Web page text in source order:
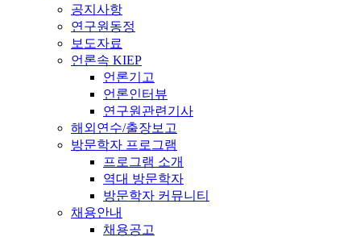
공지사항
연구원동정
보도자료
언론속 KIEP
언론기고
언론인터뷰
연구원관련기사
해외연수/출장보고
방문학자 프로그램
프로그램 소개
역대 방문학자
방문학자 커뮤니티
채용안내
채용공고